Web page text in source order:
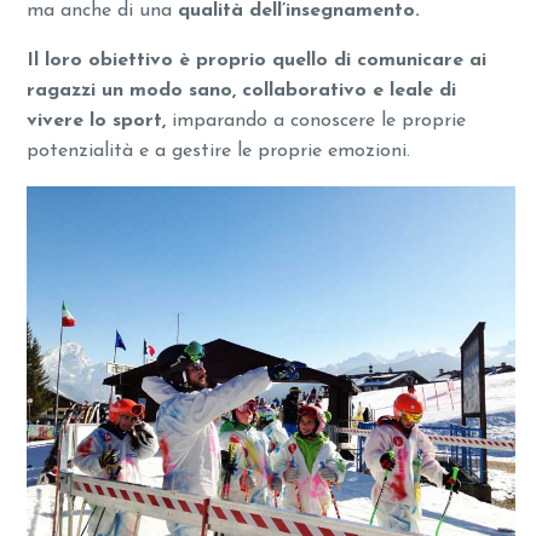
ma anche di una qualità dell’insegnamento.
Il loro obiettivo è proprio quello di comunicare ai
ragazzi un modo sano, collaborativo e leale di
vivere lo sport, imparando a conoscere le proprie
potenzialità e a gestire le proprie emozioni.